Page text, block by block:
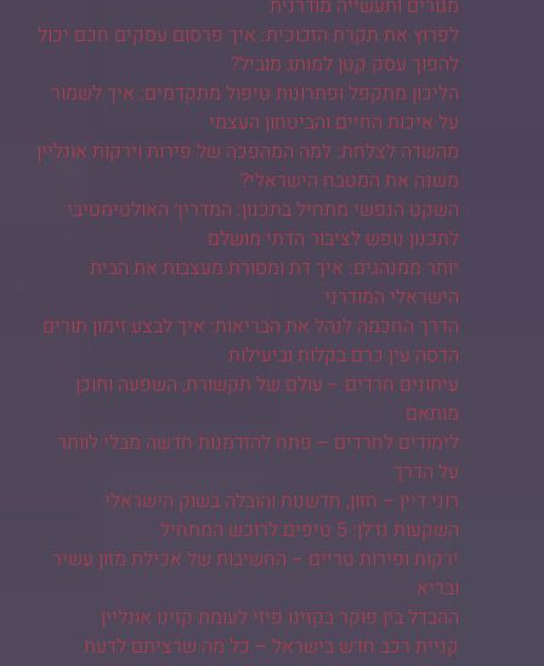
לפרוץ את תקרת הזכוכית: איך פרסום עסקים חכם יכול
להפוך עסק קטן למותג מוביל?
הליכון מתקפל ופתרונות טיפול מתקדמים: איך לשמור
על איכות החיים והביטחון העצמי
מהשדה לצלחת: למה המהפכה של פירות וירקות אונליין
משנה את המטבח הישראלי?
השקט הנפשי מתחיל בתכנון: המדריך האולטימטיבי
לתכנון נופש לציבור הדתי מושלם
יותר ממנהגים: איך דת ומסורת מעצבות את הבית
הישראלי המודרני
הדרך החכמה לנהל את הבריאות: איך לבצע זימון תורים
הדסה עין כרם בקלות וביעילות
עיתונים חרדים – עולם של תקשורת, השפעה ותוכן
מותאם
לימודים לחרדים – פתח להזדמנות חדשה מבלי לוותר
על הדרך
רוני דיין – חזון, חדשנות והובלה בשוק הישראלי
השקעות נדלן: 5 טיפים לרוכש המתחיל
ירקות ופירות טריים – החשיבות של אכילת מזון עשיר
ובריא
ההבדל בין פוקר בקזינו פיזי לעומת קזינו אונליין
קניית רכב חדש בישראל – כל מה שרציתם לדעת